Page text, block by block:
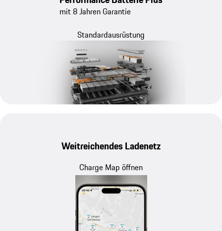
mit 8 Jahren Garantie
Standardausrüstung
Weitreichendes Ladenetz
Charge Map öffnen